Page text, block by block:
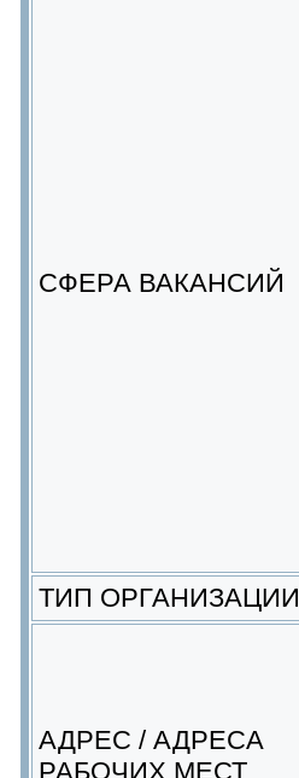
СФЕРА ВАКАНСИЙ
ТИП ОРГАНИЗАЦИИ
АДРЕС / АДРЕСА
РАБОЧИХ МЕСТ